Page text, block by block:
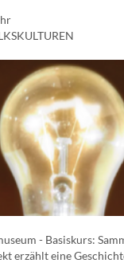
- Basiskurs:
erzählt eine